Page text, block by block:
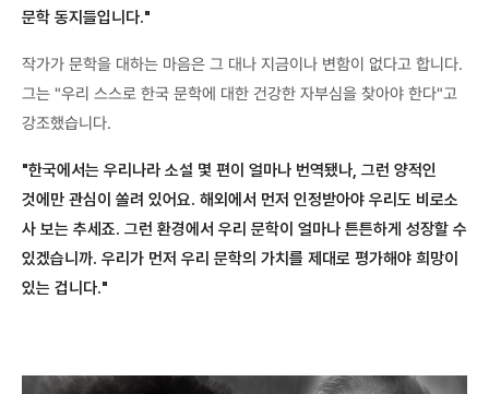
문학 동지들입니다."
작가가 문학을 대하는 마음은 그 대나 지금이나 변함이 없다고 합니다.
그는 "우리 스스로 한국 문학에 대한 건강한 자부심을 찾아야 한다"고
강조했습니다.
"한국에서는 우리나라 소설 몇 편이 얼마나 번역됐나, 그런 양적인
것에만 관심이 쏠려 있어요. 해외에서 먼저 인정받아야 우리도 비로소
사 보는 추세죠. 그런 환경에서 우리 문학이 얼마나 튼튼하게 성장할 수
있겠습니까. 우리가 먼저 우리 문학의 가치를 제대로 평가해야 희망이
있는 겁니다."